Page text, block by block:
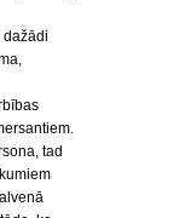
dažādi
tad